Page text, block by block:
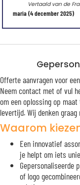
maria(4 december 2025)
Vertaald van de
Offerte aanvragen voor
Neem contact met of vul
om een oplossing op
levertijd. Wij denken
Waarom
Een innovatief
je helpt om iets
Gepersonaliseerde
of logo